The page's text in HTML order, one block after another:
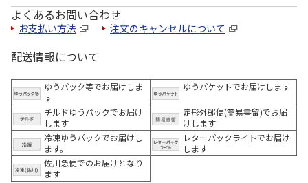
よくあるお問い合わせ
お支払い方法 注文のキャンセルについて
配送情報について
ゆうパック等でお届けしま
す
ゆうパケットでお届けします
チルドゆうパックでお届け
します
定形外郵便(簡易書留)でお届
けします
冷凍ゆうパックでお届けし
ます。
レターパックライトでお届け
します
佐川急便でのお届けとなり
ます